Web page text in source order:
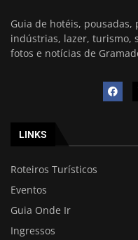
Guia de hotéis, pousadas,
indústrias, lazer, turismo,
fotos e notícias de
LINKS
Roteiros Turísticos
Eventos
Guia Onde Ir
Ingressos